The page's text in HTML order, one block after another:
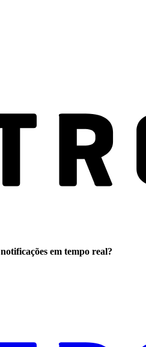
notificações em tempo real?